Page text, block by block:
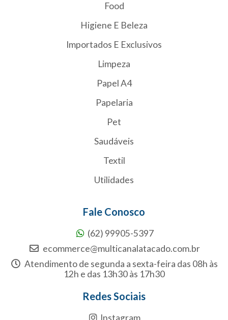
Food
Higiene E Beleza
Importados E Exclusivos
Limpeza
Papel A4
Papelaria
Pet
Saudáveis
Textil
Utilidades
Fale Conosco
(62) 99905-5397
ecommerce@multicanalatacado.com.br
Atendimento de segunda a sexta-feira das 08h às
12h e das 13h30 às 17h30
Redes Sociais